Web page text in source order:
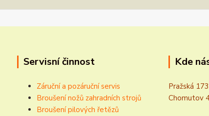
Servisní činnost
Záruční a pozáruční servis
Broušení nožů zahradních strojů
Broušení pilových řetězů
Kde
Pražská
Chomutov